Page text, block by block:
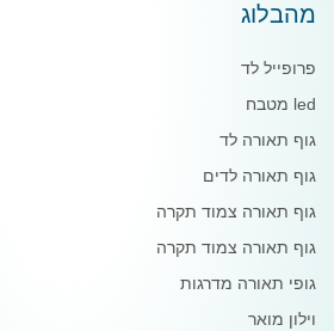
מהבלוג
פרופייל לד
led מטבח
גוף תאורה לד
גוף תאורה לדים
גוף תאורה צמוד תקרה
גוף תאורה צמוד תקרה
גופי תאורה מדרגות
וילון מואר